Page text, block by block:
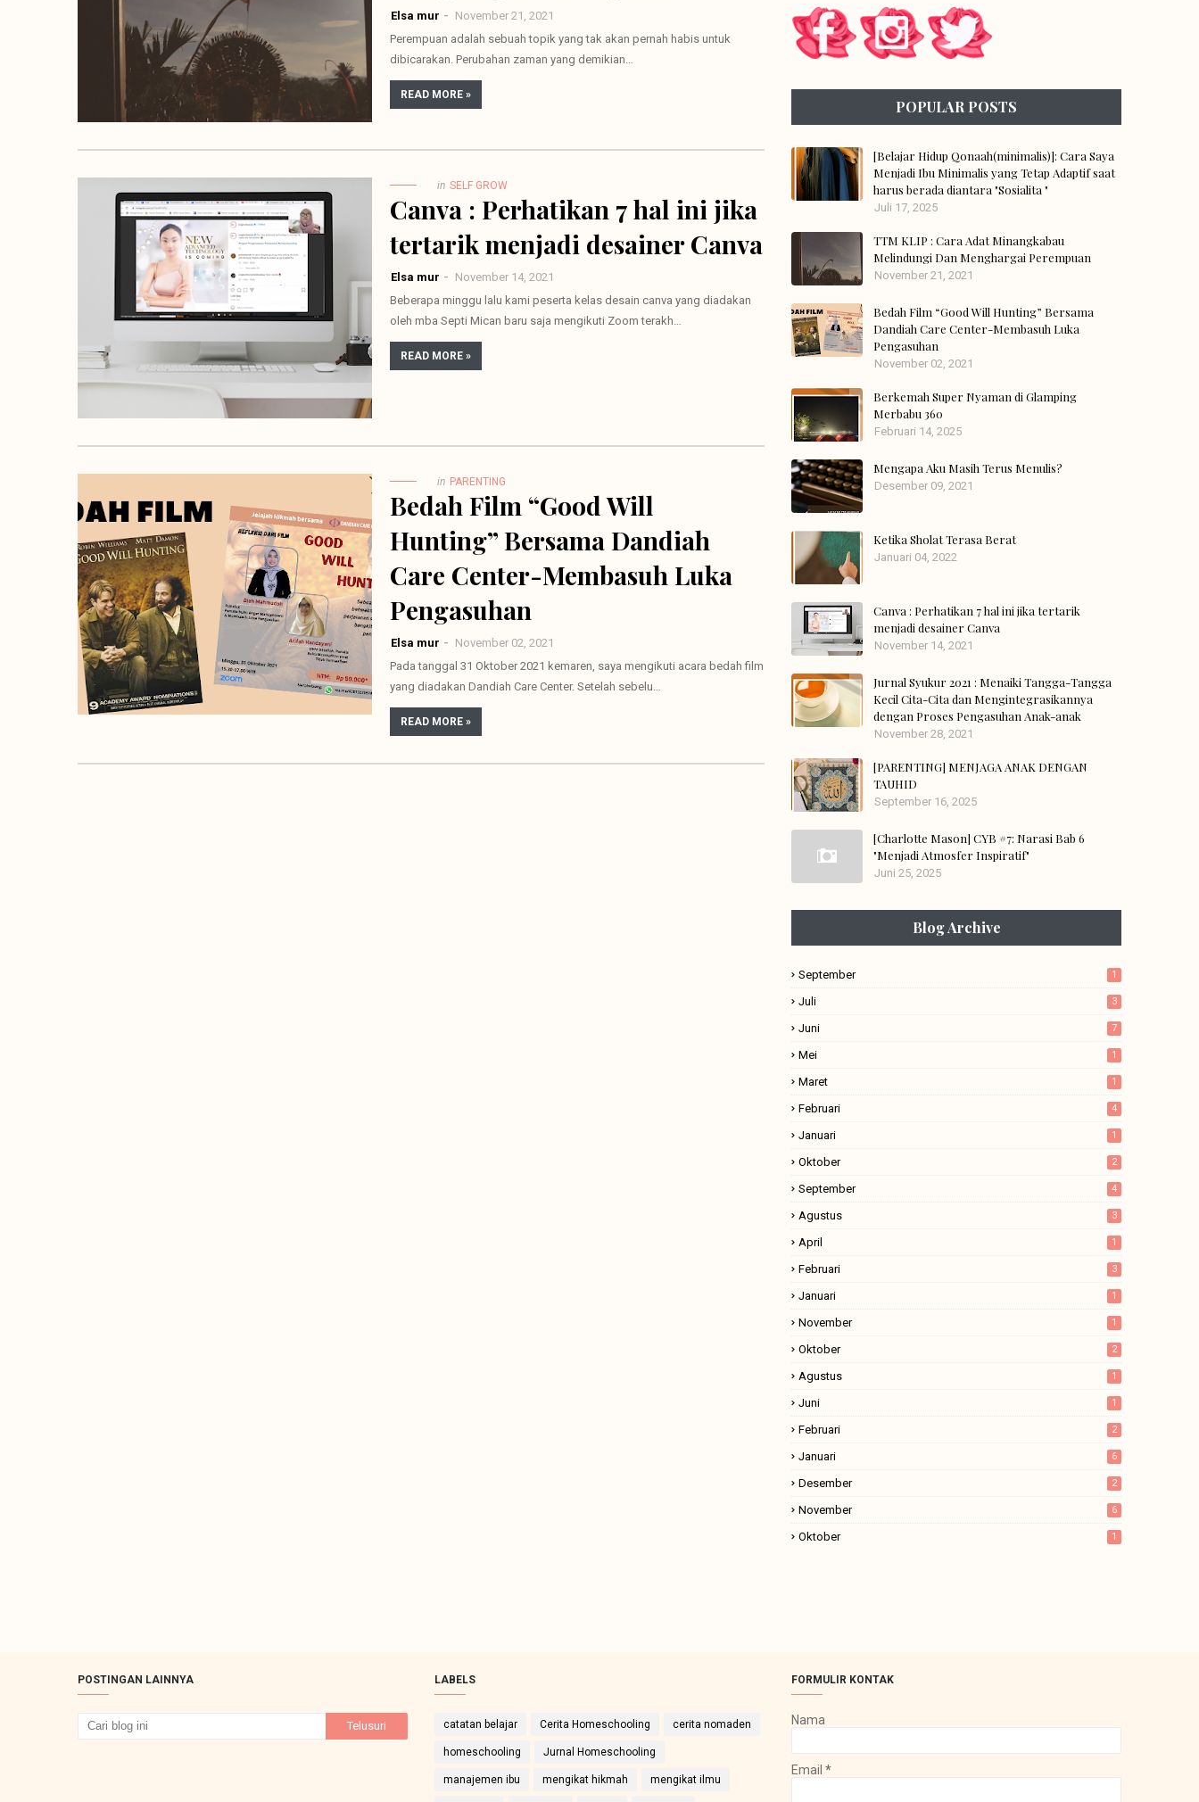
Elsa mur
November 21, 2021
Perempuan adalah sebuah topik yang tak akan pernah habis untuk
dibicarakan. Perubahan zaman yang demikian…
READ MORE »
in SELF GROW
Canva : Perhatikan 7 hal ini jika
tertarik menjadi desainer Canva
Elsa mur
November 14, 2021
Beberapa minggu lalu kami peserta kelas desain canva yang diadakan
oleh mba Septi Mican baru saja mengikuti Zoom terakh…
READ MORE »
in PARENTING
Bedah Film “Good Will
Hunting” Bersama Dandiah
Care Center-Membasuh Luka
Pengasuhan
Elsa mur
November 02, 2021
Pada tanggal 31 Oktober 2021 kemaren, saya mengikuti acara bedah film
yang diadakan Dandiah Care Center. Setelah sebelu…
READ MORE »
POPULAR POSTS
[Belajar Hidup Qonaah(minimalis)]: Cara Saya
Menjadi Ibu Minimalis yang Tetap Adaptif saat
harus berada diantara "Sosialita "
Juli 17, 2025
TTM KLIP : Cara Adat Minangkabau
Melindungi Dan Menghargai Perempuan
November 21, 2021
Bedah Film “Good Will Hunting” Bersama
Dandiah Care Center-Membasuh Luka
Pengasuhan
November 02, 2021
Berkemah Super Nyaman di Glamping
Merbabu 360
Februari 14, 2025
Mengapa Aku Masih Terus Menulis?
Desember 09, 2021
Ketika Sholat Terasa Berat
Januari 04, 2022
Canva : Perhatikan 7 hal ini jika tertarik
menjadi desainer Canva
November 14, 2021
Jurnal Syukur 2021 : Menaiki Tangga-Tangga
Kecil Cita-Cita dan Mengintegrasikannya
dengan Proses Pengasuhan Anak-anak
November 28, 2021
[PARENTING] MENJAGA ANAK DENGAN
TAUHID
September 16, 2025
[Charlotte Mason] CYB #7: Narasi Bab 6
"Menjadi Atmosfer Inspiratif"
Juni 25, 2025
Blog Archive
September 1
Juli 3
Juni 7
Mei 1
Maret 1
Februari 4
Januari 1
Oktober 2
September 4
Agustus 3
April 1
Februari 3
Januari 1
November 1
Oktober 2
Agustus 1
Juni 1
Februari 2
Januari 6
Desember 2
November 6
Oktober 1
POSTINGAN LAINNYA LABELS
catatan belajar Cerita Homeschooling cerita nomaden
homeschooling Jurnal Homeschooling
manajemen ibu mengikat hikmah mengikat ilmu
FORMULIR KONTAK
Nama
Email *